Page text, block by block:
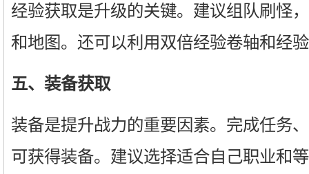
经验获取是升级的关键。建议组队刷怪
和地图。还可以利用双倍经验卷轴和经
五、装备获取
装备是提升战力的重要因素。完成任务
可获得装备。建议选择适合自己职业和